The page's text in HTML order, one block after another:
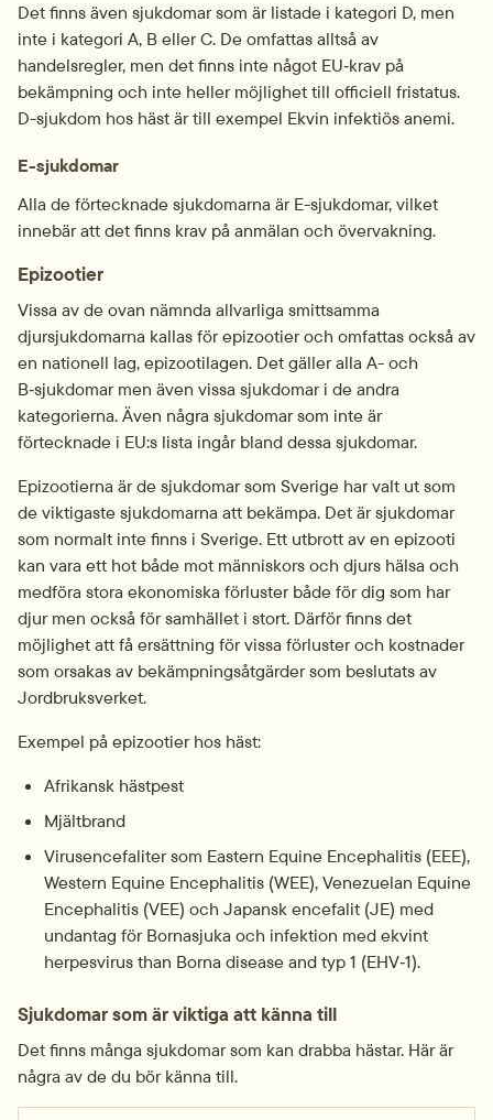
Det finns även sjukdomar som är listade i kategori D, men
inte i kategori A, B eller C. De omfattas alltså av
handelsregler, men det finns inte något EU‑krav på
bekämpning och inte heller möjlighet till officiell fristatus.
D-sjukdom hos häst är till exempel Ekvin infektiös anemi.
E-sjukdomar
Alla de förtecknade sjukdomarna är E-sjukdomar, vilket
innebär att det finns krav på anmälan och övervakning.
Epizootier
Vissa av de ovan nämnda allvarliga smittsamma
djursjukdomarna kallas för epizootier och omfattas också av
en nationell lag, epizootilagen. Det gäller alla A- och
B‑sjukdomar men även vissa sjukdomar i de andra
kategorierna. Även några sjukdomar som inte är
förtecknade i EU:s lista ingår bland dessa sjukdomar.
Epizootierna är de sjukdomar som Sverige har valt ut som
de viktigaste sjukdomarna att bekämpa. Det är sjukdomar
som normalt inte finns i Sverige. Ett utbrott av en epizooti
kan vara ett hot både mot människors och djurs hälsa och
medföra stora ekonomiska förluster både för dig som har
djur men också för samhället i stort. Därför finns det
möjlighet att få ersättning för vissa förluster och kostnader
som orsakas av bekämpningsåtgärder som beslutats av
Jordbruksverket.
Exempel på epizootier hos häst:
Afrikansk hästpest
Mjältbrand
Virusencefaliter som Eastern Equine Encephalitis (EEE),
Western Equine Encephalitis (WEE), Venezuelan Equine
Encephalitis (VEE) och Japansk encefalit (JE) med
undantag för Bornasjuka och infektion med ekvint
herpesvirus than Borna disease and typ 1 (EHV‑1).
Sjukdomar som är viktiga att känna till
Det finns många sjukdomar som kan drabba hästar. Här är
några av de du bör känna till.